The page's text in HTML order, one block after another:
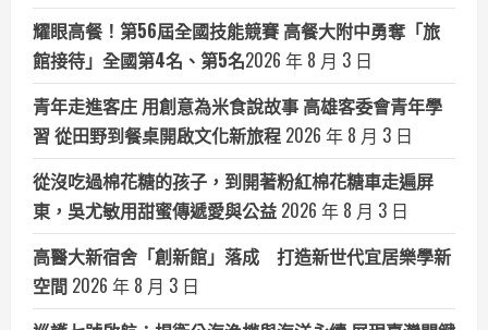
耀眼高餐！第56屆全國技能競賽 高餐大附中勇奪「旅
館接待」全國第4名、第5名​2026 年 8 月 3 日
青年走進客庄 用創意為米食說故事 高雄客委會青年學
習 從田野到餐桌開啟文化新旅程 2026 年 8 月 3 日
從沒吃過棉花糖的孩子，到開著粉紅棉花糖車走遍屏
東，吳尤敏用甜蜜傳遞愛與公益 2026 年 8 月 3 日
高醫大新宿舍「創新館」落成 打造新世代宜居樂學新
空間 2026 年 8 月 3 日